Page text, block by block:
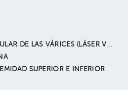
ABLACIÓN ENDOVASCULAR DE LAS VÁRICES (LÁSER VENOSO)
SUPERIOR E INFERIOR